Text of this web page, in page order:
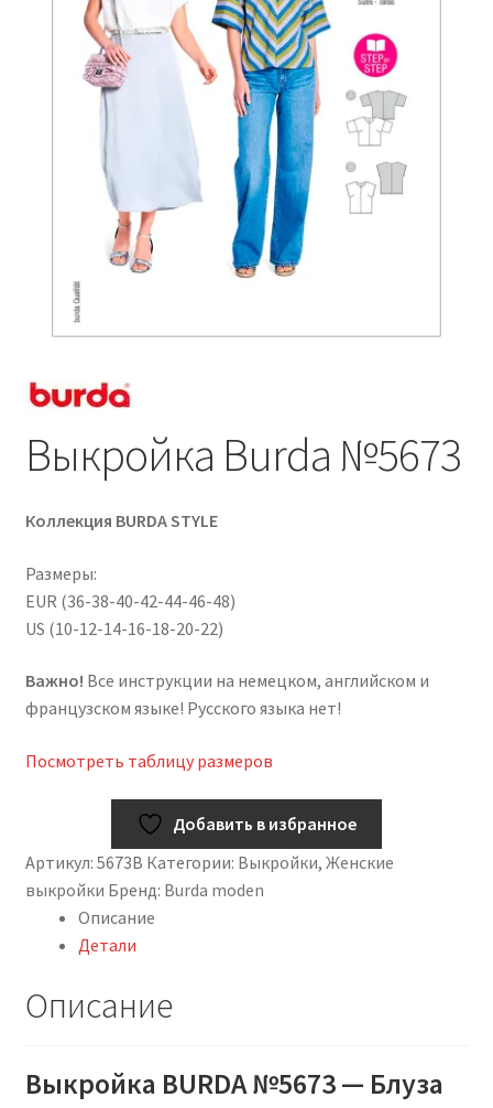
Выкройка Burda №5673
Коллекция BURDA STYLE
Размеры:
EUR (36-38-40-42-44-46-48)
US (10-12-14-16-18-20-22)
Важно! Все инструкции на немецком, английском и
французском языке! Русского языка нет!
Посмотреть таблицу размеров
Добавить в избранное
Артикул: 5673B Категории: Выкройки, Женские
выкройки Бренд: Burda moden
Описание
Детали
Описание
Выкройка BURDA №5673 — Блуза